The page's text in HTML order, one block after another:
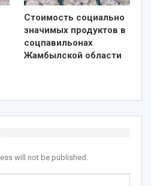
Стоимость социально
значимых продуктов в
соцпавильонах
Жамбылской области
will not be published.